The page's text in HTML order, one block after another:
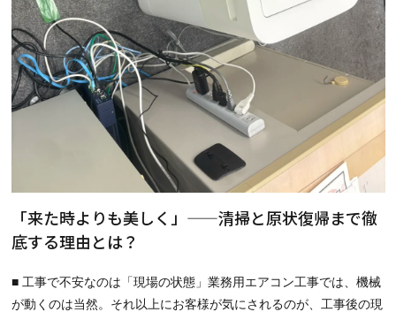
「来た時よりも美しく」——清掃と原状復帰まで徹
底する理由とは？
■ 工事で不安なのは「現場の状態」業務用エアコン工事では、機械
が動くのは当然。それ以上にお客様が気にされるのが、工事後の現